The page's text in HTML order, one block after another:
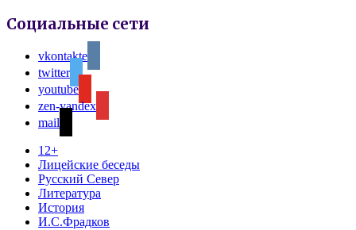
Социальные сети
vkontakte
twitter
youtube
zen-yandex
mail
12+
Лицейские беседы
Русский Север
Литература
История
И.С.Фрадков